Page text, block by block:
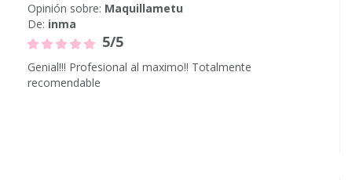
Opinión sobre: Maquillametu
De: inma
5/5
Genial!!! Profesional al maximo!! Totalmente
recomendable